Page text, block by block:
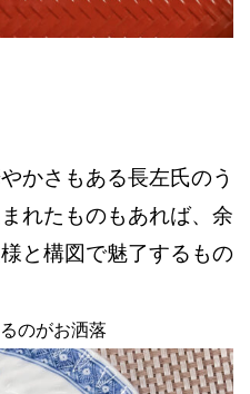
かさもある長左氏のう
れたものもあれば、余
と構図で魅了するもの
のがお洒落